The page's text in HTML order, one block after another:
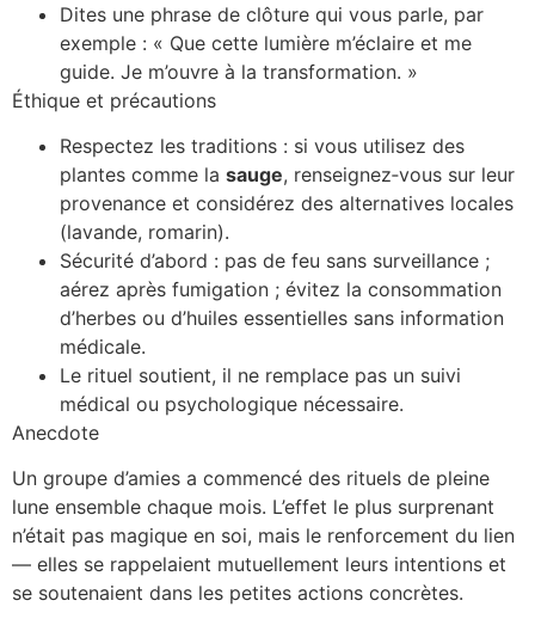
Dites une phrase de clôture qui vous parle, par
exemple : « Que cette lumière m’éclaire et me
guide. Je m’ouvre à la transformation. »
Éthique et précautions
Respectez les traditions : si vous utilisez des
plantes comme la sauge, renseignez‑vous sur leur
provenance et considérez des alternatives locales
(lavande, romarin).
Sécurité d’abord : pas de feu sans surveillance ;
aérez après fumigation ; évitez la consommation
d’herbes ou d’huiles essentielles sans information
médicale.
Le rituel soutient, il ne remplace pas un suivi
médical ou psychologique nécessaire.
Anecdote
Un groupe d’amies a commencé des rituels de pleine
lune ensemble chaque mois. L’effet le plus surprenant
n’était pas magique en soi, mais le renforcement du lien
— elles se rappelaient mutuellement leurs intentions et
se soutenaient dans les petites actions concrètes.